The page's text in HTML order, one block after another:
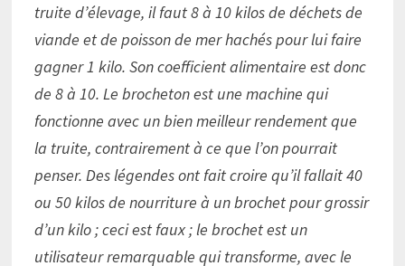
truite d’élevage, il faut 8 à 10 kilos de déchets de
viande et de poisson de mer hachés pour lui faire
gagner 1 kilo. Son coefficient alimentaire est donc
de 8 à 10. Le brocheton est une machine qui
fonctionne avec un bien meilleur rendement que
la truite, contrairement à ce que l’on pourrait
penser. Des légendes ont fait croire qu’il fallait 40
ou 50 kilos de nourriture à un brochet pour grossir
d’un kilo ; ceci est faux ; le brochet est un
utilisateur remarquable qui transforme, avec le